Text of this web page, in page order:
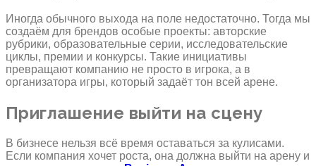
Иногда обычного выхода на поле недостаточно. Тогда мы
создаём для брендов особые проекты: авторские
рубрики, образовательные серии, исследовательские
циклы, премии и конкурсы. Такие инициативы
превращают компанию не просто в игрока, а в
организатора игры, который задаёт тон всей арене.
Приглашение выйти на сцену
В бизнесе нельзя всё время оставаться за кулисами.
Если компания хочет роста, она должна выйти на арену и